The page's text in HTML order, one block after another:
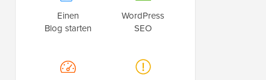
Einen
Blog starten
WordPress
SEO